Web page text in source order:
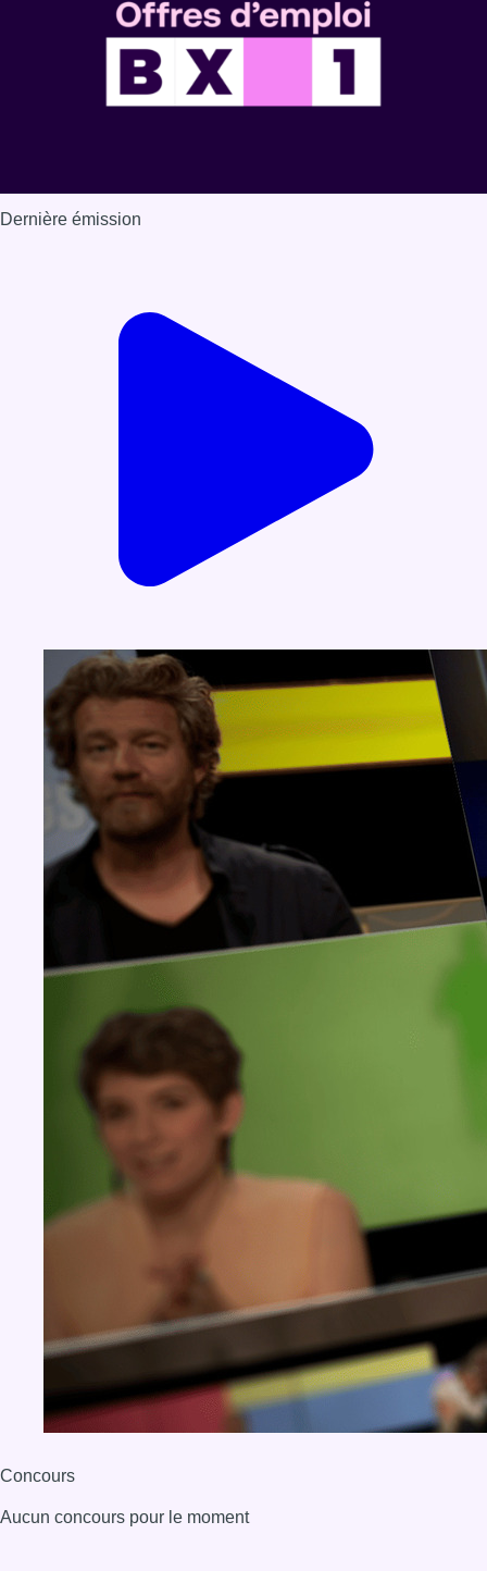
Dernière émission
Concours
Aucun concours pour le moment